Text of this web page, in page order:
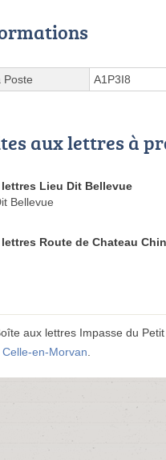
Poste A1P3I8
aux lettres à
Lieu Dit Bellevue
Bellevue
Route de Chateau
aux lettres Impasse du
en-Morvan.